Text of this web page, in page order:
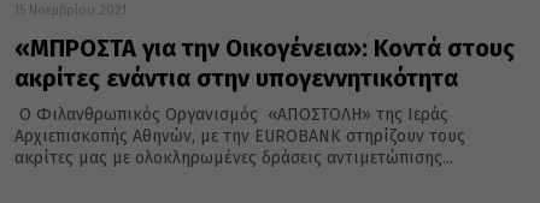
15 Νοεμβρίου 2021
«ΜΠΡΟΣΤΑ για την Οικογένεια»: Κοντά στους
ακρίτες ενάντια στην υπογεννητικότητα
Ο Φιλανθρωπικός Οργανισμός «ΑΠΟΣΤΟΛΗ» της Ιεράς
Αρχιεπισκοπής Αθηνών, με την EUROBANK στηρίζουν τους
ακρίτες μας με ολοκληρωμένες δράσεις αντιμετώπισης...